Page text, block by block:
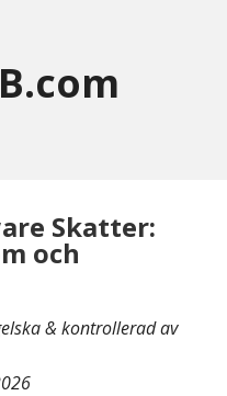
Skatter:
och
& kontrollerad av